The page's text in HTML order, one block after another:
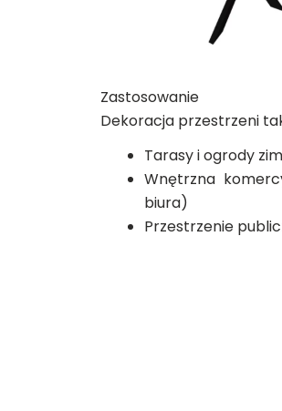
Zastosowanie
Dekoracja przestrzeni
Tarasy i ogrody
Wnętrzna
biura)
Przestrzenie